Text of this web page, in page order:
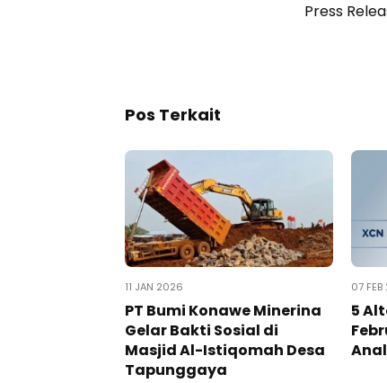
Press
Pos Terkait
11 JAN 2026
PT Bumi Konawe Minerina
Gelar Bakti Sosial di
Masjid Al-Istiqomah Desa
Tapunggaya
07
5